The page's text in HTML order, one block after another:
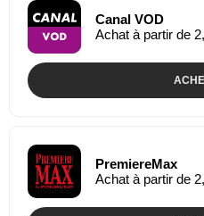
Canal VOD
Achat à partir de
PremiereMax
Achat à partir de